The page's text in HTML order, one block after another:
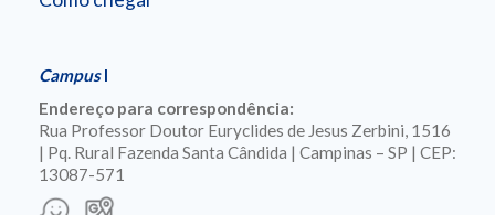
CampusI
Endereço para correspondência:
Rua Professor Doutor Euryclides de Jesus Zerbini, 1516
| Pq. Rural Fazenda Santa Cândida | Campinas – SP | CEP:
13087-571